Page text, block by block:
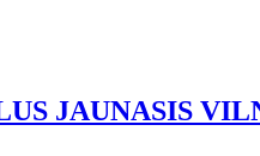
JAUNASIS